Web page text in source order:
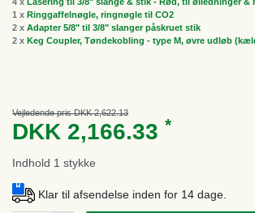
1 x Ringgaffelnøgle, ringnøgle til CO2
2 x Adapter 5/8" til 3/8" slanger påskruet stik
2 x Keg Coupler, Tøndekobling - type M, øvre udløb
Vejledende pris DKK 2,622.13
DKK 2,166.33 *
Indhold 1 stykke
Klar til afsendelse inden for 14 dage.